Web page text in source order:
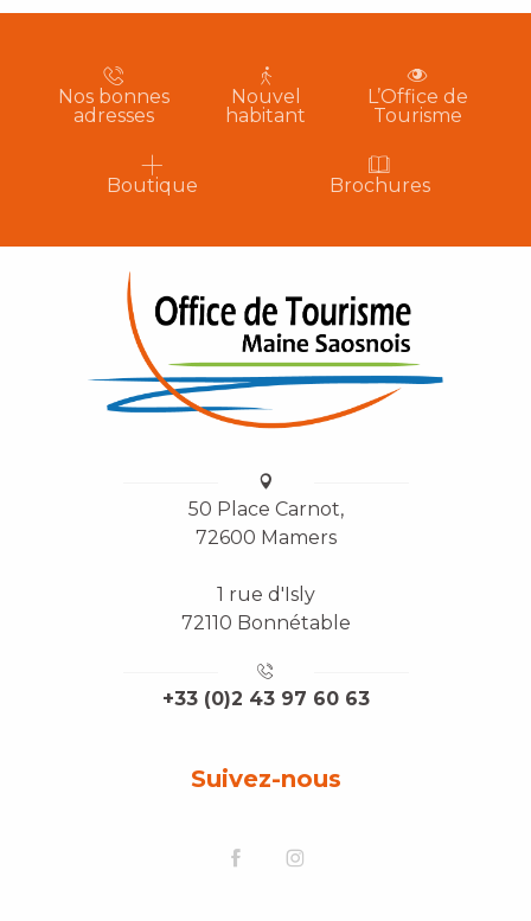
Nos bonnes
adresses
Nouvel
habitant
L’Office de
Tourisme
Boutique Brochures
50 Place Carnot,
72600 Mamers
1 rue d'Isly
72110 Bonnétable
+33 (0)2 43 97 60 63
Suivez-nous